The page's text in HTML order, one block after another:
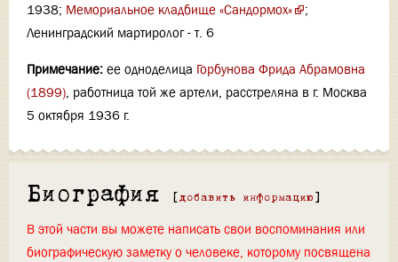
1938; Мемориальное кладбище «Сандормох»
;
Ленинградский мартиролог - т. 6
Примечание: ее одноделица Горбунова Фрида Абрамовна
(1899), работница той же артели, расстреляна в г. Москва
5 октября 1936 г.
Биография [ добавить информацию ]
В этой части вы можете написать свои воспоминания или
биографическую заметку о человеке, которому посвящена